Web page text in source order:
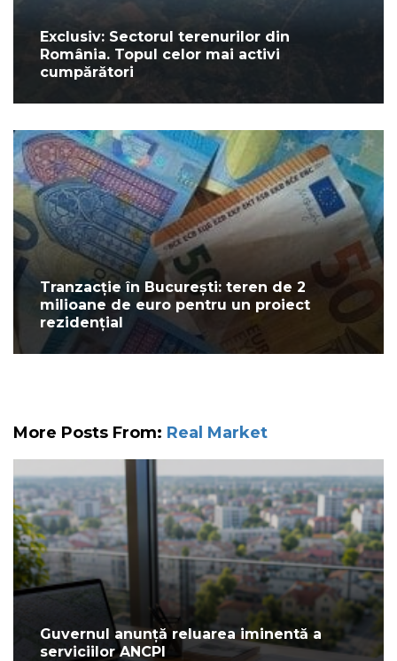
Exclusiv: Sectorul terenurilor din
România. Topul celor mai activi
cumpărători
Tranzacție în București: teren de 2
milioane de euro pentru un proiect
rezidențial
More Posts From: Real Market
Guvernul anunță reluarea iminentă a
serviciilor ANCPI